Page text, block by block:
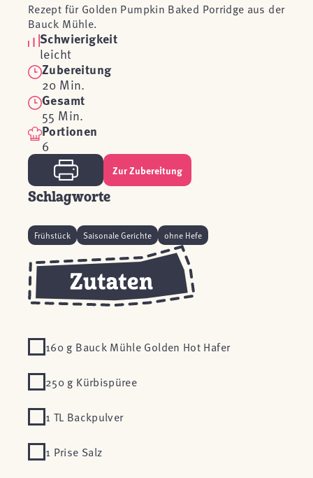
Rezept für Golden Pumpkin Baked Porridge aus der
Bauck Mühle.
Schwierigkeit
leicht
Zubereitung
20 Min.
Gesamt
55 Min.
Portionen
6
Zur Zubereitung
Schlagworte
Frühstück Saisonale Gerichte ohne Hefe
160 g Bauck Mühle Golden Hot Hafer
250 g Kürbispüree
1 TL Backpulver
1 Prise Salz